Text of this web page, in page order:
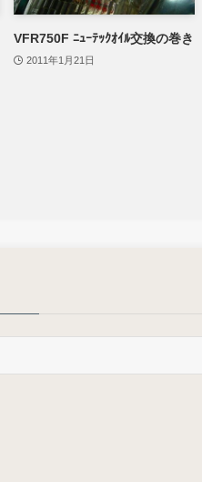
VFR750F ﾆｭｰﾃｯｸｵｲﾙ交換の巻き
2011年1月21日